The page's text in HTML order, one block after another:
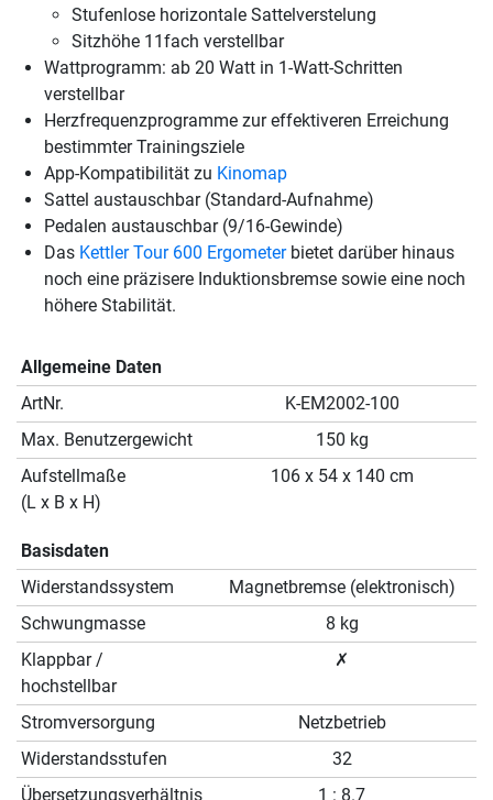
Stufenlose horizontale Sattelverstelung
Sitzhöhe 11fach verstellbar
Wattprogramm: ab 20 Watt in 1-Watt-Schritten
verstellbar
Herzfrequenzprogramme zur effektiveren Erreichung
bestimmter Trainingsziele
App-Kompatibilität zu Kinomap
Sattel austauschbar (Standard-Aufnahme)
Pedalen austauschbar (9/16-Gewinde)
Das Kettler Tour 600 Ergometerbietet darüber hinaus
noch eine präzisere Induktionsbremse sowie eine noch
höhere Stabilität.
Allgemeine Daten
ArtNr.
K-EM2002-100
Max. Benutzergewicht
150 kg
Aufstellmaße
(L x B x H)
106 x 54 x 140 cm
Basisdaten
Widerstandssystem
Magnetbremse (elektronisch)
Schwungmasse
8 kg
Klappbar /
hochstellbar
✗
Stromversorgung
Netzbetrieb
Widerstandsstufen
32
Übersetzungsverhältnis
1 : 8.7